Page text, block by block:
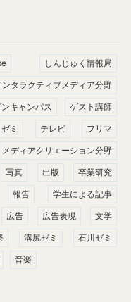
しんじゅく情報局
ンタラクティブメディア分野
キャンパス ゲスト講師
ゼミ テレビ フリマ
メディアクリエーション分野
写真 出版 卒業研究
報告 学生による記事
広告 広告表現 文学
溝尻ゼミ 石川ゼミ
音楽